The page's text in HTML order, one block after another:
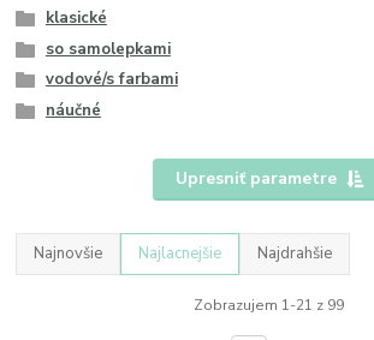
klasické
so samolepkami
vodové/s farbami
náučné
Upresniť parametre
Najnovšie Najlacnejšie Najdrahšie
Zobrazujem 1-21 z 99